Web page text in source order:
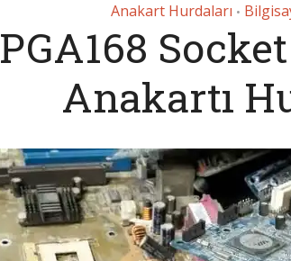
Anakart Hurdaları •
PGA168
Anakartı